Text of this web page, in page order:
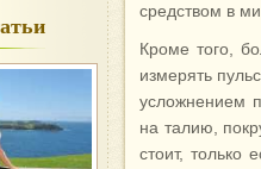
средством в
Кроме того,
измерять
усложнением
на талию,
стоит, только